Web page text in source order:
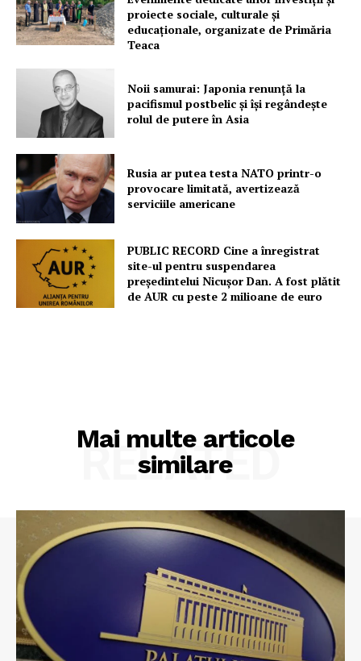
FREEDOM HOUSE ROMÂNIA
PRESShub
Despre noi / Echipa
Proiecte editoriale
Rețea
Contact
proiecte sociale, culturale și
educaționale, organizate de Primăria
Teaca
Noii samurai: Japonia renunță la
pacifismul postbelic și își regândește
rolul de putere în Asia
Rusia ar putea testa NATO printr-o
provocare limitată, avertizează
serviciile americane
PUBLIC RECORD Cine a înregistrat
site-ul pentru suspendarea
președintelui Nicușor Dan. A fost plătit
de AUR cu peste 2 milioane de euro
Mai multe articole
similare
RELATED